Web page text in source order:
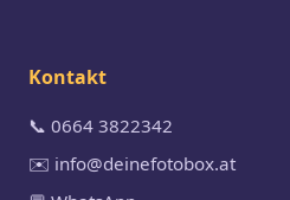
Kontakt
📞 0664 3822342
✉️ info@deinefotobox.at